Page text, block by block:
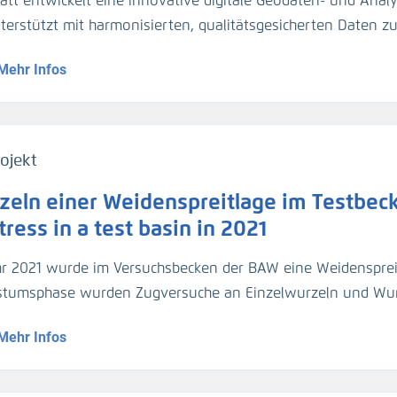
Für die Umrechnung der Trübungswerte in
kalibriert worden. Im März 2024 hat die BAW
Sperrwerks genommen für die Kalibrierung der dortigen
2 Halbtiden).
mit harmonisierten, qualitätsgesicherten Daten
werden über Webportale und -
Infos
einer Weidenspreitlage im
in a test basin in 2021
2021 wurde im Versuchsbecken der BAW eine
wurden Zugversuche an Einzelwurzeln und
a willow bush mattress was installed in a test basin.
out on individual roots and root bundles, and roots were
Infos